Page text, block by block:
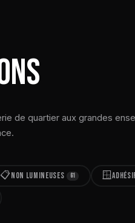
de quartier aux grandes
📋NON LUMINEUSES 61 🪟